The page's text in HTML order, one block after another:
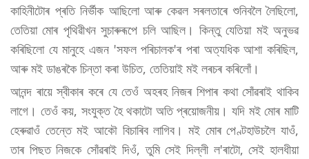
কাহিনীটোৰ প্ৰতি নিৰ্ভীক আছিলো আৰু কেৱল সৰলতাৰে শুনিবলৈ লৈছিলো,
তেতিয়া মোৰ পৃথিৱীখন সুচাৰুৰূপে চলি আছিল। কিন্তু যেতিয়া মই অনুভৱ
কৰিছিলো যে মানুহে এজন 'সফল পৰিচালক'ৰ পৰা অত্যধিক আশা কৰিছিল,
আৰু মই ডাঙৰকৈ চিন্তা কৰা উচিত, তেতিয়াই মই লৰচৰ কৰিলোঁ।
আনন্দ ৰায়ে স্বীকাৰ কৰে যে তেওঁ অহৰহ নিজৰ শিপাৰ কথা সোঁৱৰাই থাকিব
লাগে। তেওঁ কয়, সংযুক্ত হৈ থকাটো অতি প্ৰয়োজনীয়। যদি মই মোৰ মাটি
হেৰুৱাওঁ তেন্তে মই আকৌ বিচাৰিব লাগিব। মই মোৰ পেণ্টহাউচলৈ যাওঁ,
তাৰ পিছত নিজকে সোঁৱৰাই দিওঁ, তুমি সেই দিল্লী ল'ৰাটো, সেই হালধীয়া